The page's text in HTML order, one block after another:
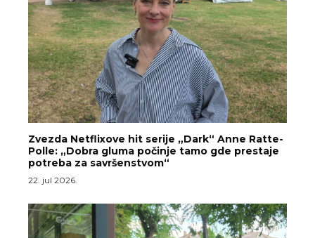
Zvezda Netflixove hit serije „Dark“ Anne Ratte-
Polle: „Dobra gluma počinje tamo gde prestaje
potreba za savršenstvom“
22. jul 2026.